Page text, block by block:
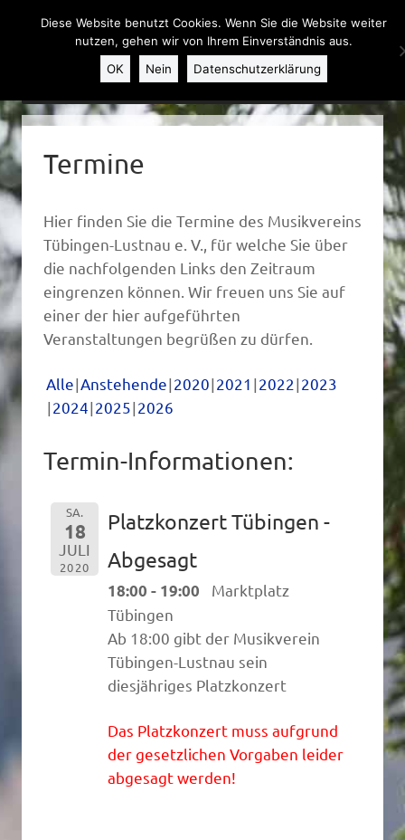
Weiter zum Inhalt
MENU
Termine
Hier finden Sie die Termine des Musikvereins
Tübingen-Lustnau e. V., für welche Sie über
die nachfolgenden Links den Zeitraum
eingrenzen können. Wir freuen uns Sie auf
einer der hier aufgeführten
Veranstaltungen begrüßen zu dürfen.
Alle Anstehende 2020 2021 2022 2023
2024 2025 2026
Termin-Informationen:
SA.
18
JULI
2020
Platzkonzert Tübingen -
Abgesagt
18:00 - 19:00
Marktplatz
Tübingen
Ab 18:00 gibt der Musikverein
Tübingen-Lustnau sein
diesjähriges Platzkonzert
Das Platzkonzert muss aufgrund
der gesetzlichen Vorgaben leider
abgesagt werden!
Diese Website benutzt Cookies. Wenn Sie die Website weiter
nutzen, gehen wir von Ihrem Einverständnis aus.
OK
Nein Datenschutzerklärung